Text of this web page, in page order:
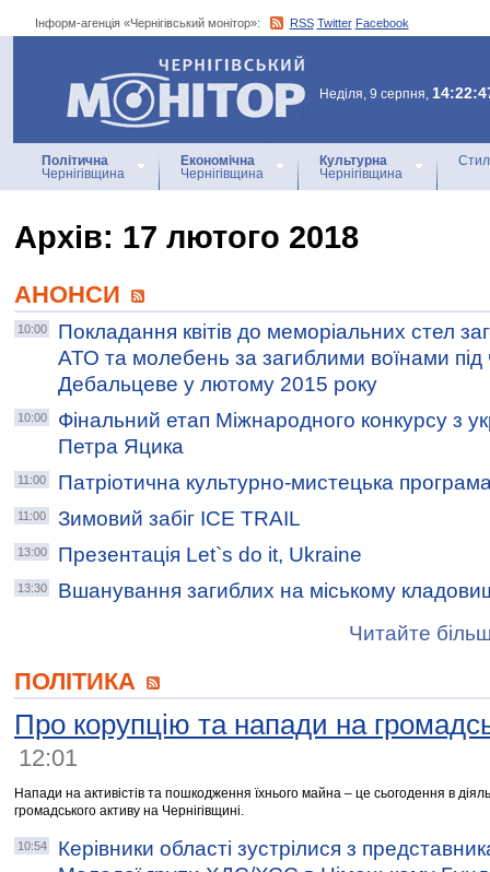
Інформ-агенція «Чернігівський монітор»: RSS Twitter Facebook
Інформ-агенція
«Чернігівський монітор»
Неділя, 9 серпня,
Політична
Чернігівщина
Економічна
Чернігівщина
Культурна
Чернігівщина
Архiв: 17 лютого 2018
АНОНСИ
10:00
Покладання квітів до меморіальних стел
АТО та молебень за загиблими воїнами під
Дебальцеве у лютому 2015 року
10:00
Фінальний етап Міжнародного конкурсу з
Петра Яцика
11:00 Патріотична культурно-мистецька
11:00 Зимовий забіг ICE TRAIL
13:00 Презентація Let`s do it, Ukraine
13:30
Вшанування загиблих на міському
Читайте
ПОЛІТИКА
Про корупцію та напади на
12:01
Напади на активістів та пошкодження їхнього майна – це сьогодення в
громадського активу на Чернігівщині.
10:54
Керівники області зустрілися з